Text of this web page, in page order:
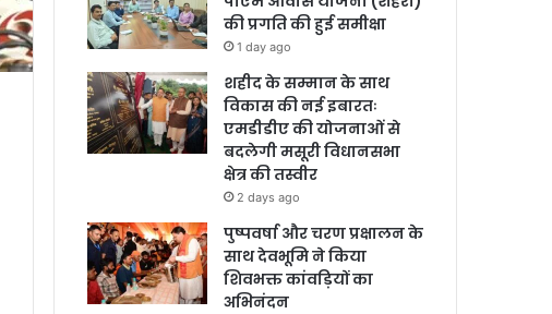
की प्रगति की हुई समीक्षा
1 day ago
शहीद के सम्मान के साथ
विकास की नई इबारतः
एमडीडीए की योजनाओं से
बदलेगी मसूरी विधानसभा
क्षेत्र की तस्वीर
2 days ago
पुष्पवर्षा और चरण प्रक्षालन के
साथ देवभूमि ने किया
शिवभक्त कांवड़ियों का
अभिनंदन